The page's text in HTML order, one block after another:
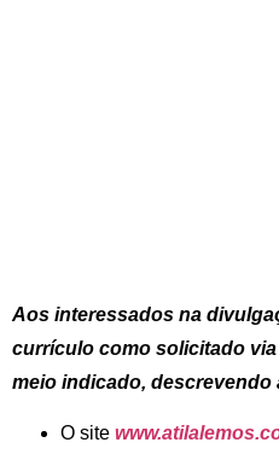
Aos interessados na
currículo como solicitado
meio indicado, descrevendo
O site